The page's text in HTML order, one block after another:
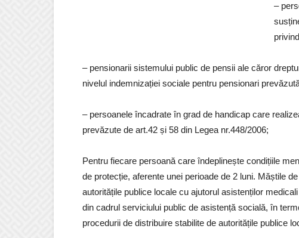
–
– pensionarii sistemului public de pensii ale căror
nivelul indemnizației sociale pentru pensionari
– persoanele încadrate în grad de handicap care
prevăzute de art.42 și 58 din Legea nr.448/2006;
Pentru fiecare persoană care îndeplinește condițiile
de protecție, aferente unei perioade de 2 luni. Măștile
autoritățile publice locale cu ajutorul asistenților
din cadrul serviciului public de asistență socială, în
procedurii de distribuire stabilite de autoritățile publice